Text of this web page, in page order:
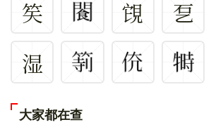
笶
䙾
乭
湿
大家都在查